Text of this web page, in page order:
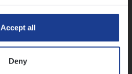
Accept all
Deny